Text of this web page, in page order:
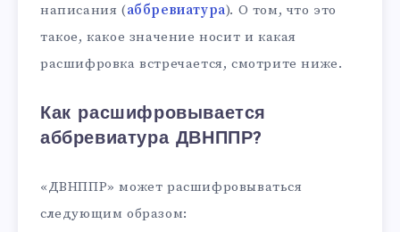
написания (аббревиатура). О том, что это
такое, какое значение носит и какая
расшифровка встречается, смотрите ниже.
Как расшифровывается
аббревиатура ДВНППР?
«ДВНППР» может расшифровываться
следующим образом: